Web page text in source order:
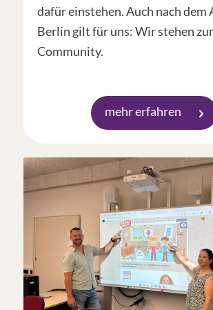
dafür einstehen. Auch nach dem
Berlin gilt für uns: Wir stehen
Community.
mehr erfahren